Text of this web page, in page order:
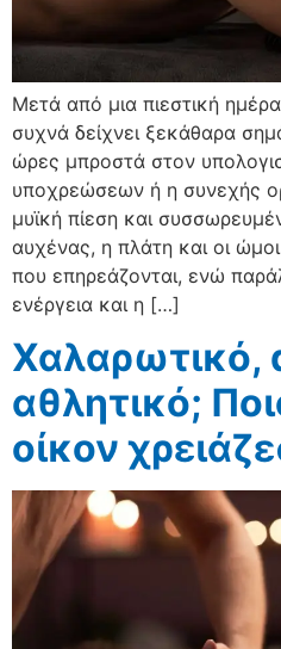
Μετά από μια πιεστική
συχνά δείχνει ξεκάθαρα
ώρες μπροστά στον
υποχρεώσεων ή η συνεχής
μυϊκή πίεση και
αυχένας, η πλάτη και οι
που επηρεάζονται, ενώ
ενέργεια και η […]
Χαλαρωτικό,
αθλητικό;
οίκον